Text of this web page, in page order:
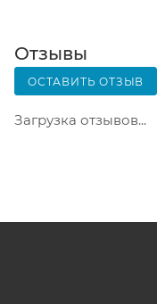
Вскрывать
только после
содержать не
не должна
Отзывы
ОСТАВИТЬ ОТЗЫВ
Загрузка отзывов...